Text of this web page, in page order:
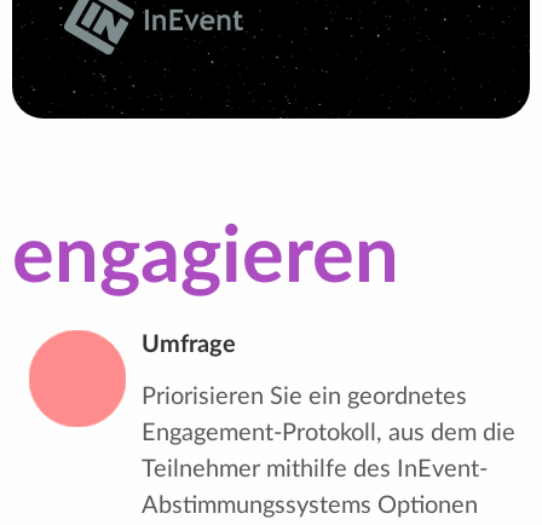
engagieren
Umfrage
Priorisieren Sie ein geordnetes
Engagement-Protokoll, aus dem die
Teilnehmer mithilfe des InEvent-
Abstimmungssystems Optionen